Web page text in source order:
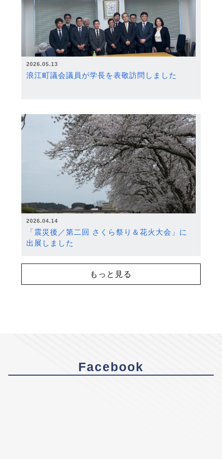
2026.05.13
浪江町議会議員が学長を表敬訪問しました
2026.04.14
「震災後／第二回 さくら祭り＆花火大会」に
出展しました
もっと見る
Facebook